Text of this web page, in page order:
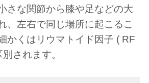
さな関節から膝や足などの大
、左右で同じ場所に起こるこ
かくはリウマトイド因子 ( RF
されます。